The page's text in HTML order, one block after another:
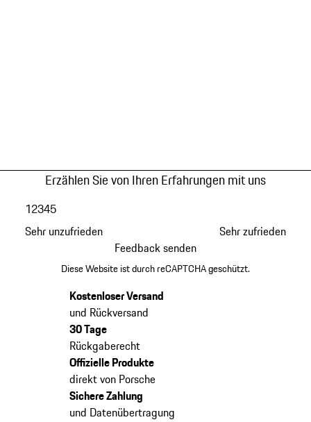
Erzählen Sie von Ihren Erfahrungen mit uns
Sehr unzufrieden
12345
Sehr zufrieden
Feedback senden
Diese Website ist durch reCAPTCHA geschützt.
Kostenloser Versand
und Rückversand
30 Tage
Rückgaberecht
Offizielle Produkte
direkt von Porsche
Sichere Zahlung
und Datenübertragung